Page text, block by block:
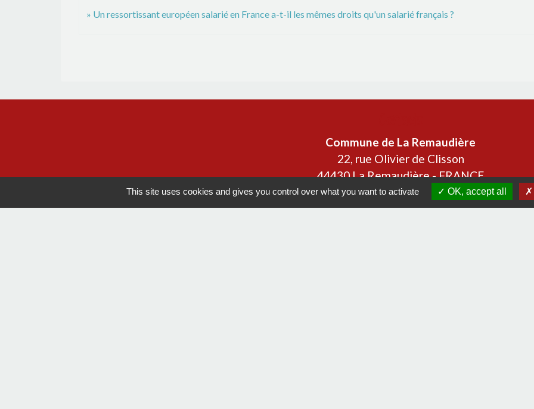
Un ressortissant européen salarié en France a-t-il les mêmes droits qu'un salarié français ?
Commune de La Remaudière
22, rue Olivier de Clisson
44430 La Remaudière - FRANCE
+33 2 40 33 72 30
Contact par formulaire
This site uses cookies and gives you control over what you want to activate OK, accept all